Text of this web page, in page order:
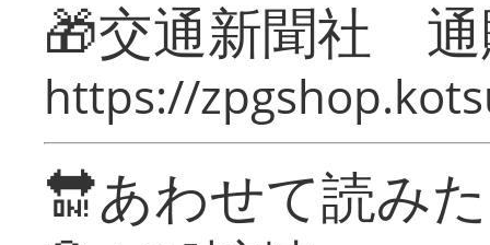
🎁交通新聞社
https://
🔛あわせて読み